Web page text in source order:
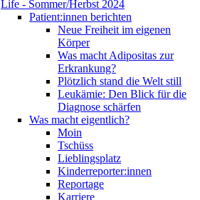
Life - Sommer/Herbst 2024
Patient:innen berichten
Neue Freiheit im eigenen
Körper
Was macht Adipositas zur
Erkrankung?
Plötzlich stand die Welt still
Leukämie: Den Blick für die
Diagnose schärfen
Was macht eigentlich?
Moin
Tschüss
Lieblingsplatz
Kinderreporter:innen
Reportage
Karriere